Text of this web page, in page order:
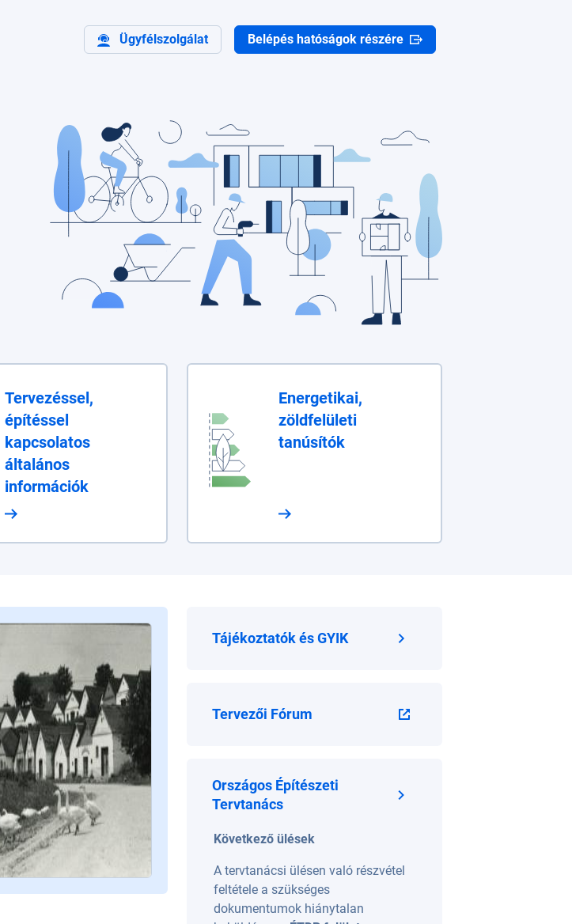
Ügyfélszolgálat Belépés hatóságok részére
Tervezéssel,
építéssel
kapcsolatos
általános
információk
Energetikai,
zöldfelületi
tanúsítók
Tájékoztatók és GYIK
Tervezői Fórum
Országos Építészeti
Tervtanács
Következő ülések
A tervtanácsi ülésen való részvétel
feltétele a szükséges
dokumentumok hiánytalan